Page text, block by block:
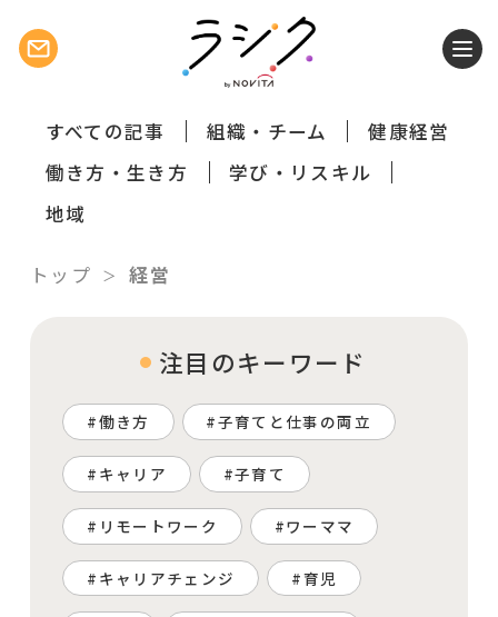
すべての記事 組織・チーム
健康経営
働き方・生き方
学び・リスキル
地域
トップ 経営
注目のキーワード
働き方 子育てと仕事の両立
キャリア 子育て
リモートワーク ワーママ
キャリアチェンジ 育児